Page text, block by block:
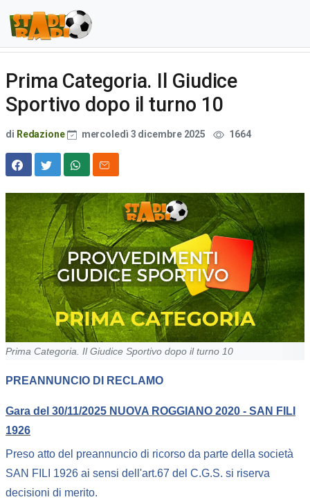
Prima Categoria. Il Giudice
Sportivo dopo il turno 10
di Redazione mercoledì 3 dicembre 2025 1664
Prima Categoria. Il Giudice Sportivo dopo il turno 10
PREANNUNCIO DI RECLAMO
Gara del 30/11/2025 NUOVA ROGGIANO 2020 - SAN FILI
1926
Preso atto del preannuncio di ricorso da parte della società
SAN FILI 1926 ai sensi dell'art.67 del C.G.S. si riserva
decisioni di merito.